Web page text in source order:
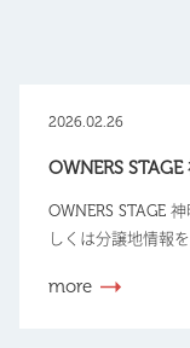
2026.02.26
OWNERS
OWNERS STAGE
しくは分譲地情報
more